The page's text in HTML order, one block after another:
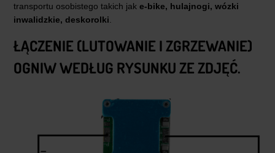
transportu osobistego takich jak e-bike, hulajnogi, wózki
inwalidzkie, deskorolki
ŁĄCZENIE (LUTOWANIE I ZGRZEWANIE)
OGNIW WEDŁUG RYSUNKU ZE ZDJĘĆ.